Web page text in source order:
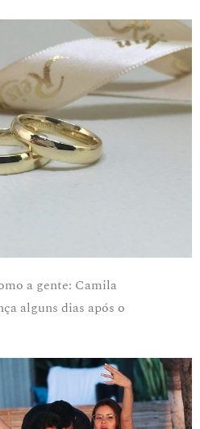
a gente: Camila
alguns dias após o